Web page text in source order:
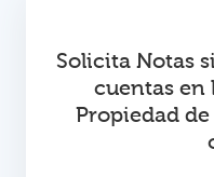
Solicita Notas
cuentas en
Propiedad